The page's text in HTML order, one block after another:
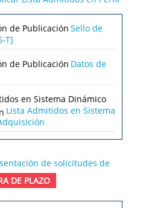
de Publicación Sello de
T]
de Publicación Datos de
en Sistema Dinámico
Lista Admitidos en Sistema
de solicitudes de
DE PLAZO